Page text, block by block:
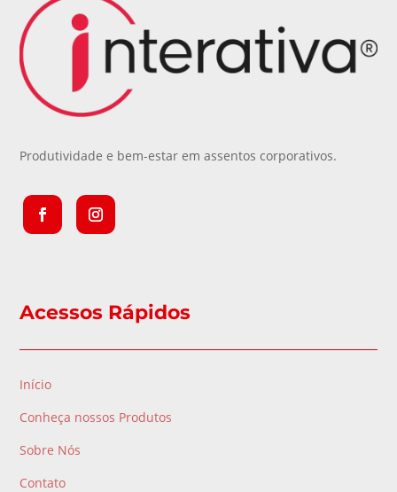
Produtividade e bem-estar em assentos corporativos.
Acessos Rápidos
Início
Conheça nossos Produtos
Sobre Nós
Contato